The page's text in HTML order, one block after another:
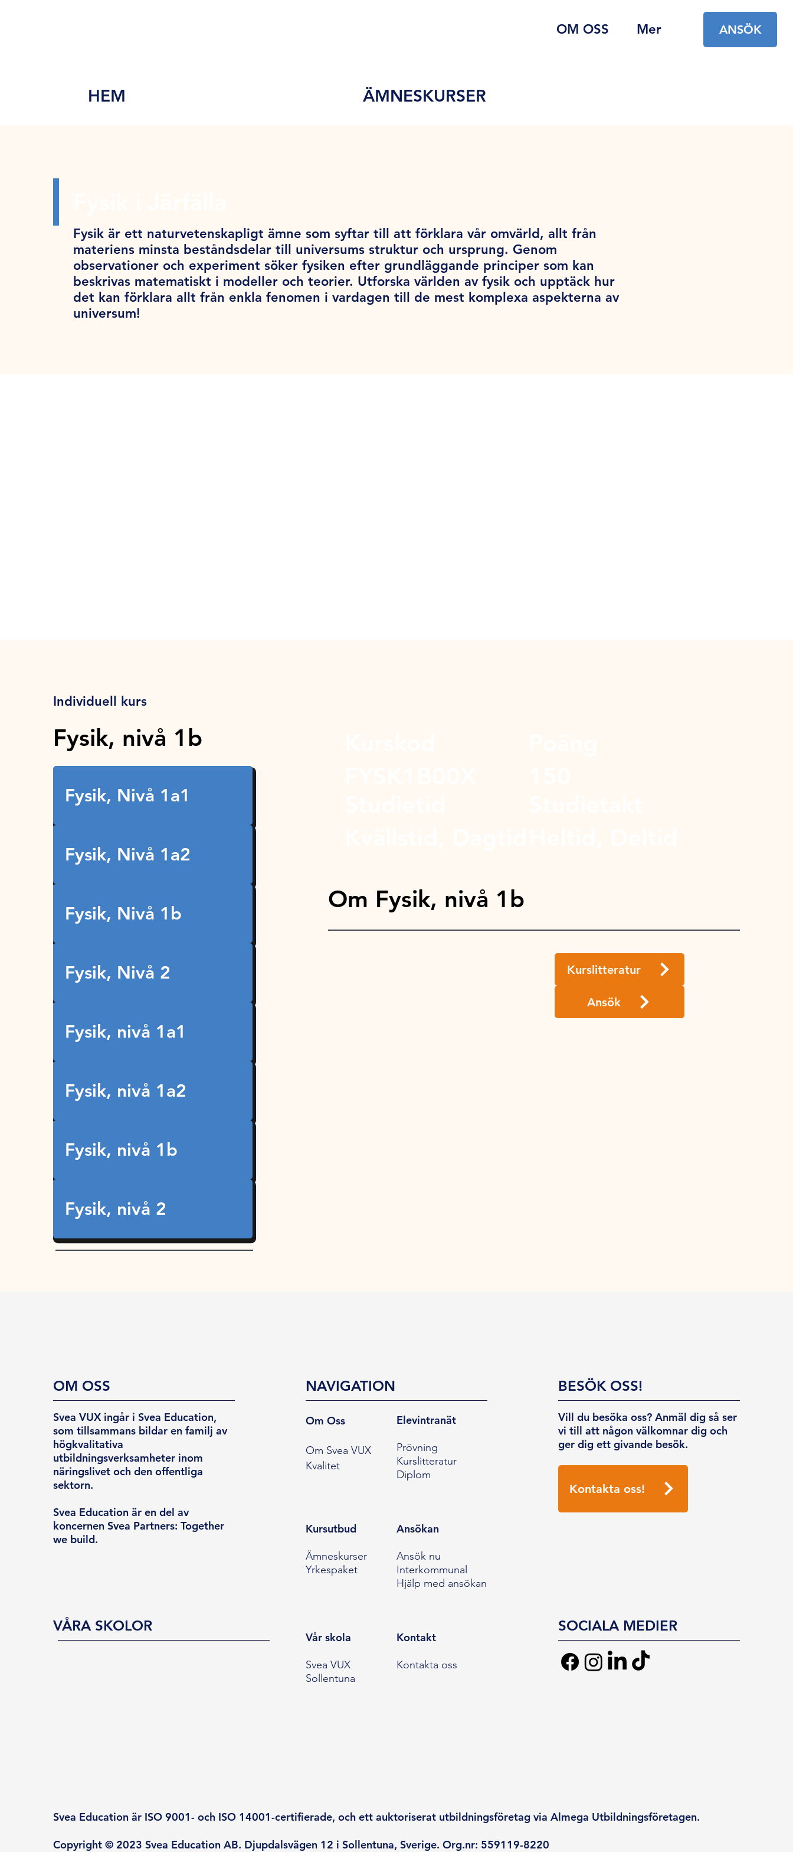
OM OSS Mer ANSÖK
HEM ÄMNESKURSER
Fysik är ett naturvetenskapligt ämne som syftar till att förklara vår omvärld, allt från
materiens minsta beståndsdelar till universums struktur och ursprung. Genom
observationer och experiment söker fysiken efter grundläggande principer som kan
beskrivas matematiskt i modeller och teorier. Utforska världen av fysik och upptäck hur
det kan förklara allt från enkla fenomen i vardagen till de mest komplexa aspekterna av
universum!
Individuell kurs
Fysik, nivå 1b
Fysik, Nivå 1a1
Fysik, Nivå 1a2
Fysik, Nivå 1b
Fysik, Nivå 2
Fysik, nivå 1a1
Fysik, nivå 1a2
Fysik, nivå 1b
Fysik, nivå 2
Om Fysik, nivå 1b
Kurslitteratur
Ansök
OM OSS
Svea VUX ingår i Svea Education,
som tillsammans bildar en familj av
högkvalitativa
utbildningsverksamheter inom
näringslivet och den offentliga
sektorn.
Svea Education är en del av
koncernen Svea Partners: Together
we build.
VÅRA SKOLOR
NAVIGATION
Om Oss
Om Svea VUX
Kvalitet
Elevintranät
Prövning
Kurslitteratur
Diplom
Kursutbud
Ämneskurser
Yrkespaket
Ansökan
Ansök nu
Interkommunal
Hjälp med ansökan
Vår skola
Svea VUX
Sollentuna
Kontakt
Kontakta oss
BESÖK OSS!
Vill du besöka oss? Anmäl dig så ser
vi till att någon välkomnar dig och
ger dig ett givande besök.
Kontakta oss!
SOCIALA MEDIER
Svea Education är ISO 9001- och ISO 14001-certifierade, och ett auktoriserat utbildningsföretag via Almega Utbildningsföretagen.
Copyright © 2023 Svea Education AB. Djupdalsvägen 12 i Sollentuna, Sverige. Org.nr: 559119-8220